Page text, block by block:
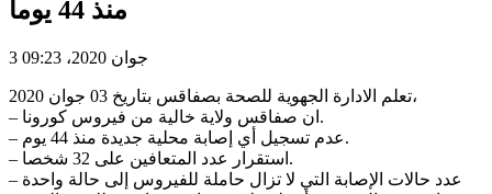
منذ 44 يوما
3 جوان 2020، 09:23
تعلم الادارة الجهوية للصحة بصفاقس بتاريخ 03 جوان 2020،
– ان صفاقس ولاية خالية من فيروس كورونا.
– عدم تسجيل أي إصابة محلية جديدة منذ 44 يوم.
– استقرار عدد المتعافين على 32 شخصا.
– عدد حالات الإصابة التي لا تزال حاملة للفيروس إلى حالة واحدة